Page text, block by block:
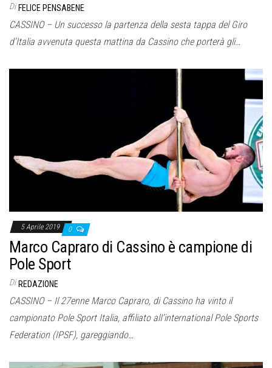
Di FELICE PENSABENE
CASSINO – Un successo la partenza della sesta tappa del Giro
d’Italia avvenuta questa mattina da Cassino che porterà gli…
5 Aprile 2019 0
Marco Capraro di Cassino è campione di
Pole Sport
Di REDAZIONE
CASSINO – Il 27enne Marco Capraro, di Cassino ha vinto il
campionato Pole Sport Italia, affiliato alI’international Pole Sports
Federation (IPSF), gareggiando…